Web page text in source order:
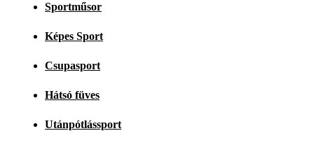
Sportműsor
Képes Sport
Csupasport
Hátsó füves
Utánpótlássport